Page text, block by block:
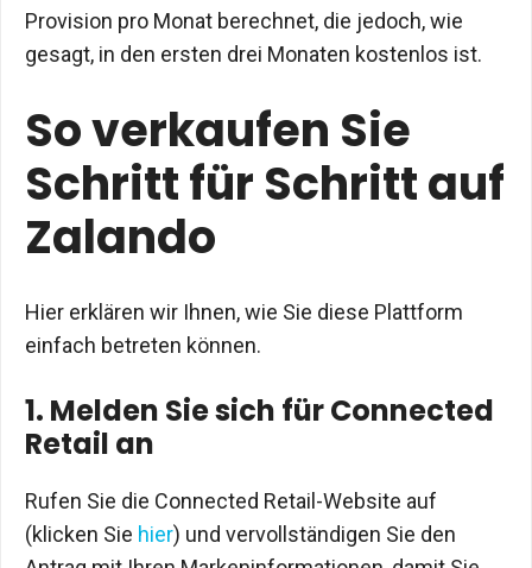
Provision pro Monat berechnet, die jedoch, wie
gesagt, in den ersten drei Monaten kostenlos ist.
So verkaufen Sie
Schritt für Schritt auf
Zalando
Hier erklären wir Ihnen, wie Sie diese Plattform
einfach betreten können.
1. Melden Sie sich für Connected
Retail an
Rufen Sie die Connected Retail-Website auf
(klicken Sie hier) und vervollständigen Sie den